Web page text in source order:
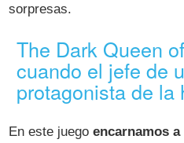
sorpresas.
The Dark Queen
cuando el jefe de
protagonista de la
En este juegoencarnamos